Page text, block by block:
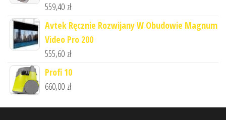
559,40 zł
Avtek Ręcznie Rozwijany W Obudowie Magnum
Video Pro 200
555,60 zł
Profi 10
660,00 zł